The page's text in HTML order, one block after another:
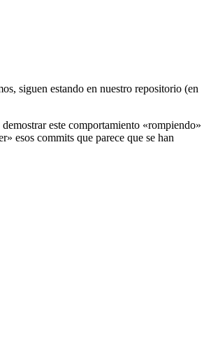
siguen estando en nuestro repositorio (en
este comportamiento «rompiendo»
esos commits que parece que se han